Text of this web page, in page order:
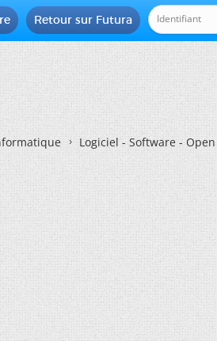
Retour sur Futura
Logiciel - Software -